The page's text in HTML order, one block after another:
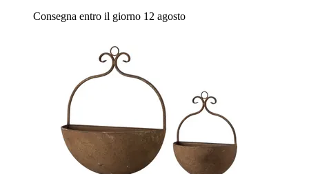
Consegna entro il giorno 12 agosto